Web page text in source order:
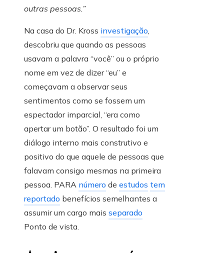
outras pessoas.”
Na casa do Dr. Kross investigação
descobriu que quando as pessoas
usavam a palavra “você” ou o próprio
nome em vez de dizer “eu” e
começavam a observar seus
sentimentos como se fossem um
espectador imparcial, “era como
apertar um botão”. O resultado foi um
diálogo interno mais construtivo e
positivo do que aquele de pessoas que
falavam consigo mesmas na primeira
pessoa. PARA número de estudos tem
reportado benefícios semelhantes a
assumir um cargo mais separado
Ponto de vista.